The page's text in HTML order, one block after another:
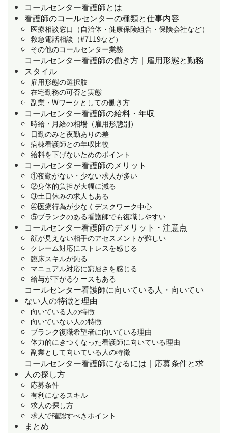
コールセンター看護師とは
看護師のコールセンターの種類と仕事内容
医療相談窓口（自治体・健康保険組合・保険会社など）
救急電話相談（#7119など）
その他のコールセンター業務
コールセンター看護師の働き方｜雇用形態と勤務
スタイル
雇用形態の選択肢
在宅勤務の可否と実態
副業・Wワークとしての働き方
コールセンター看護師の給料・年収
時給・月給の相場（雇用形態別）
日勤のみと夜勤ありの差
病棟看護師との年収比較
給料を下げないためのポイント
コールセンター看護師のメリット
①夜勤がない・少ない求人が多い
②身体的負担が大幅に減る
③土日休みの求人もある
④医療行為が少なくデスクワーク中心
⑤ブランクのある看護師でも復職しやすい
コールセンター看護師のデメリット・注意点
顔が見えない相手のアセスメントが難しい
クレーム対応にストレスを感じる
臨床スキルが鈍る
マニュアル対応に窮屈さを感じる
給与が下がるケースもある
コールセンター看護師に向いている人・向いてい
ない人の特徴と理由
向いている人の特徴
向いていない人の特徴
ブランク復職希望者に向いている理由
体力的にきつくなった看護師に向いている理由
副業として向いている人の特徴
コールセンター看護師になるには｜応募条件と求
人の探し方
応募条件
有利になるスキル
求人の探し方
求人で確認すべきポイント
まとめ